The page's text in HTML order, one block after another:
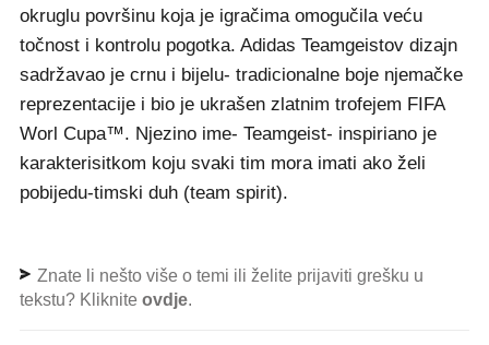
okruglu površinu koja je igračima omogučila veću
točnost i kontrolu pogotka. Adidas Teamgeistov dizajn
sadržavao je crnu i bijelu- tradicionalne boje njemačke
reprezentacije i bio je ukrašen zlatnim trofejem FIFA
Worl Cupa™. Njezino ime- Teamgeist- inspiriano je
karakterisitkom koju svaki tim mora imati ako želi
pobijedu-timski duh (team spirit).
Znate li nešto više o temi ili želite prijaviti grešku u
tekstu? Kliknite ovdje.